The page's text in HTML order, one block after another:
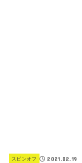
スピンオフ 2021.02.19